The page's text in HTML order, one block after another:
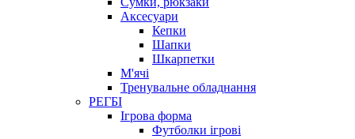
Аксесуари
Кепки
Шапки
Шкарпетки
М'ячі
Тренувальне обладнання
РЕГБІ
Ігрова форма
Футболки ігрові